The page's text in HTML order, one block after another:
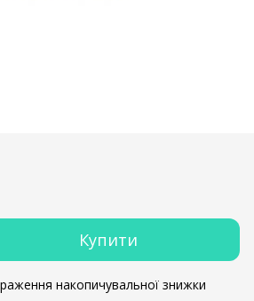
Купити
накопичувальної знижки